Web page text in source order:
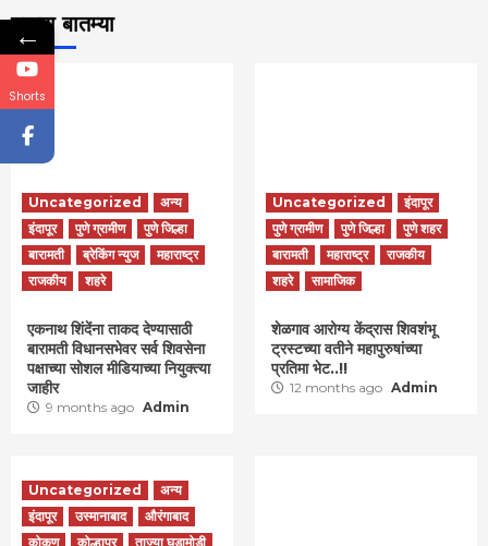
ताज्या बातम्या
Uncategorized
अन्य
इंदापूर
पुणे ग्रामीण
पुणे जिल्हा
बारामती
ब्रेकिंग न्युज
महाराष्ट्र
राजकीय
शहरे
एकनाथ शिंदेंना ताकद देण्यासाठी
बारामती विधानसभेवर सर्व शिवसेना
पक्षाच्या सोशल मीडियाच्या नियुक्त्या
जाहीर
9 months ago Admin
Uncategorized
इंदापूर
पुणे ग्रामीण
पुणे जिल्हा
पुणे शहर
बारामती
महाराष्ट्र
राजकीय
शहरे
सामाजिक
शेळगाव आरोग्य केंद्रास शिवशंभू
ट्रस्टच्या वतीने महापुरुषांच्या
प्रतिमा भेट..!!
12 months ago Admin
Uncategorized
अन्य
इंदापूर
उस्मानाबाद
औरंगाबाद
कोकण
कोल्हापूर
ताज्या घडामोडी
←
Shorts